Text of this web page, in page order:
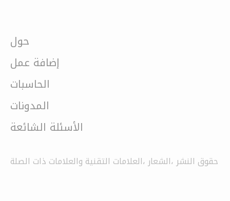
حول
إضافة عمل
الحاسبات
المدونات
الأسئلة الشائعة
حقوق النشر ،الشعار ،العلامات التقنية والعلامات ذات الصلة